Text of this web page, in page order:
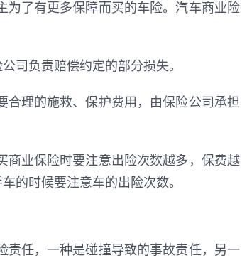
为了有更多保障而买的车险。汽车商业险
司负责赔偿约定的部分损失。
理的施救、保护费用，由保险公司承担
商业保险时要注意出险次数越多，保费越
的时候要注意车的出险次数。
责任，一种是碰撞导致的事故责任，另一